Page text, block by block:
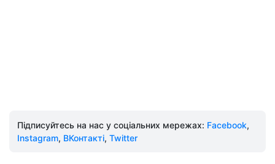
Підписуйтесь на нас у соціальних мережах: Facebook,
Instagram, ВКонтакті, Twitter